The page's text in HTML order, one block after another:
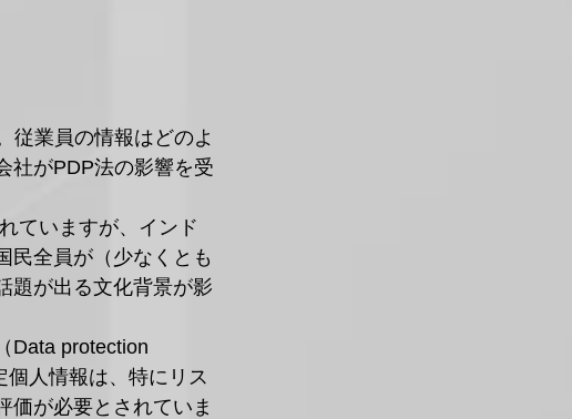
従業員の情報はどのよ
社がPDP法の影響を受
ていますが、インド
民全員が（少なくとも
題が出る文化背景が影
Data protection
人情報は、特にリス
価が必要とされていま